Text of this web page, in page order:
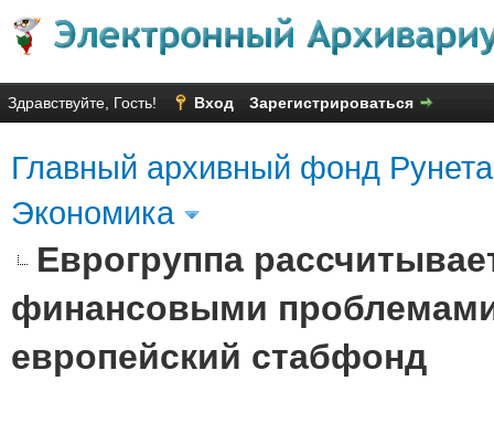
Здравствуйте, Гость! Вход Зарегистрироваться
Главный архивный фонд Рунета
Экономика
Еврогруппа
финансовыми
европейский стабфонд